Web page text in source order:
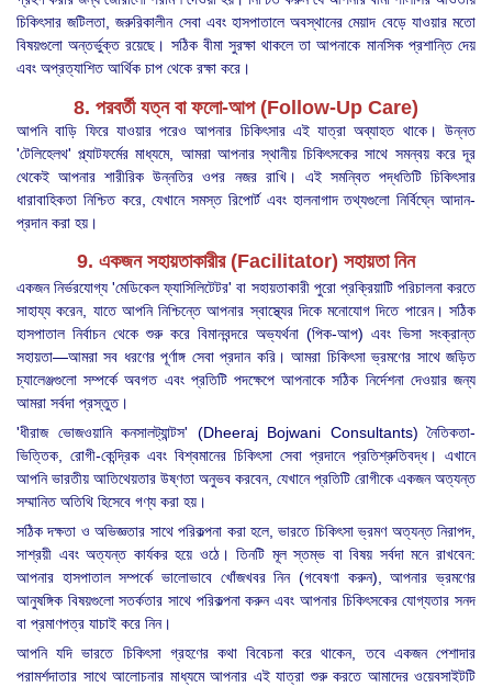
চিকিৎসার জটিলতা, জরুরিকালীন সেবা এবং হাসপাতালে অবস্থানের মেয়াদ বেড়ে যাওয়ার মতো
বিষয়গুলো অন্তর্ভুক্ত রয়েছে। সঠিক বীমা সুরক্ষা থাকলে তা আপনাকে মানসিক প্রশান্তি দেয়
এবং অপ্রত্যাশিত আর্থিক চাপ থেকে রক্ষা করে।
8. পরবর্তী যত্ন বা ফলো-আপ (Follow-Up Care)
আপনি বাড়ি ফিরে যাওয়ার পরেও আপনার চিকিৎসার এই যাত্রা অব্যাহত থাকে। উন্নত
'টেলিহেলথ' প্ল্যাটফর্মের মাধ্যমে, আমরা আপনার স্থানীয় চিকিৎসকের সাথে সমন্বয় করে দূর
থেকেই আপনার শারীরিক উন্নতির ওপর নজর রাখি। এই সমন্বিত পদ্ধতিটি চিকিৎসার
ধারাবাহিকতা নিশ্চিত করে, যেখানে সমস্ত রিপোর্ট এবং হালনাগাদ তথ্যগুলো নির্বিঘ্নে আদান-
প্রদান করা হয়।
9. একজন সহায়তাকারীর (Facilitator) সহায়তা নিন
একজন নির্ভরযোগ্য 'মেডিকেল ফ্যাসিলিটেটর' বা সহায়তাকারী পুরো প্রক্রিয়াটি পরিচালনা করতে
সাহায্য করেন, যাতে আপনি নিশ্চিন্তে আপনার স্বাস্থ্যের দিকে মনোযোগ দিতে পারেন। সঠিক
হাসপাতাল নির্বাচন থেকে শুরু করে বিমানবন্দরে অভ্যর্থনা (পিক-আপ) এবং ভিসা সংক্রান্ত
সহায়তা—আমরা সব ধরণের পূর্ণাঙ্গ সেবা প্রদান করি। আমরা চিকিৎসা ভ্রমণের সাথে জড়িত
চ্যালেঞ্জগুলো সম্পর্কে অবগত এবং প্রতিটি পদক্ষেপে আপনাকে সঠিক নির্দেশনা দেওয়ার জন্য
আমরা সর্বদা প্রস্তুত।
'ধীরাজ ভোজওয়ানি কনসালট্যান্টস' (Dheeraj Bojwani Consultants) নৈতিকতা-
ভিত্তিক, রোগী-কেন্দ্রিক এবং বিশ্বমানের চিকিৎসা সেবা প্রদানে প্রতিশ্রুতিবদ্ধ। এখানে
আপনি ভারতীয় আতিথেয়তার উষ্ণতা অনুভব করবেন, যেখানে প্রতিটি রোগীকে একজন অত্যন্ত
সম্মানিত অতিথি হিসেবে গণ্য করা হয়।
সঠিক দক্ষতা ও অভিজ্ঞতার সাথে পরিকল্পনা করা হলে, ভারতে চিকিৎসা ভ্রমণ অত্যন্ত নিরাপদ,
সাশ্রয়ী এবং অত্যন্ত কার্যকর হয়ে ওঠে। তিনটি মূল স্তম্ভ বা বিষয় সর্বদা মনে রাখবেন:
আপনার হাসপাতাল সম্পর্কে ভালোভাবে খোঁজখবর নিন (গবেষণা করুন), আপনার ভ্রমণের
আনুষঙ্গিক বিষয়গুলো সতর্কতার সাথে পরিকল্পনা করুন এবং আপনার চিকিৎসকের যোগ্যতার সনদ
বা প্রমাণপত্র যাচাই করে নিন।
আপনি যদি ভারতে চিকিৎসা গ্রহণের কথা বিবেচনা করে থাকেন, তবে একজন পেশাদার
পরামর্শদাতার সাথে আলোচনার মাধ্যমে আপনার এই যাত্রা শুরু করতে আমাদের ওয়েবসাইটটি